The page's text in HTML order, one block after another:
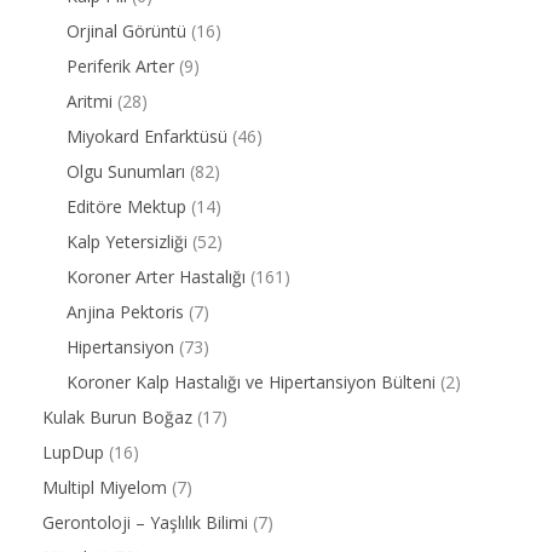
Orjinal Görüntü (16)
Periferik Arter (9)
Aritmi (28)
Miyokard Enfarktüsü (46)
Olgu Sunumları (82)
Editöre Mektup (14)
Kalp Yetersizliği (52)
Koroner Arter Hastalığı (161)
Anjina Pektoris (7)
Hipertansiyon (73)
Koroner Kalp Hastalığı ve Hipertansiyon Bülteni (2)
Kulak Burun Boğaz (17)
LupDup (16)
Multipl Miyelom (7)
Gerontoloji – Yaşlılık Bilimi (7)